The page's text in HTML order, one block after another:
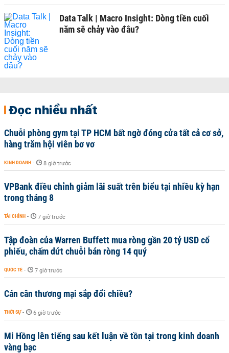
Data Talk | Macro Insight: Dòng tiền cuối
năm sẽ chảy vào đâu?
Đọc nhiều nhất
Chuỗi phòng gym tại TP HCM bất ngờ đóng cửa tất cả cơ sở,
hàng trăm hội viên bơ vơ
KINH DOANH - 8 giờ trước
VPBank điều chỉnh giảm lãi suất trên biểu tại nhiều kỳ hạn
trong tháng 8
TÀI CHÍNH - 7 giờ trước
Tập đoàn của Warren Buffett mua ròng gần 20 tỷ USD cổ
phiếu, chấm dứt chuỗi bán ròng 14 quý
QUỐC TẾ - 7 giờ trước
Cán cân thương mại sắp đổi chiều?
THỜI SỰ - 6 giờ trước
Mi Hồng lên tiếng sau kết luận về tồn tại trong kinh doanh
vàng bạc